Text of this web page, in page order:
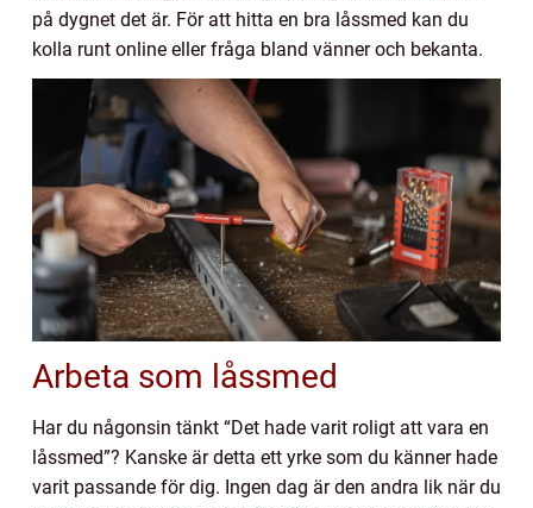
på dygnet det är. För att hitta en bra låssmed kan du
kolla runt online eller fråga bland vänner och bekanta.
Arbeta som låssmed
Har du någonsin tänkt “Det hade varit roligt att vara en
låssmed”? Kanske är detta ett yrke som du känner hade
varit passande för dig. Ingen dag är den andra lik när du